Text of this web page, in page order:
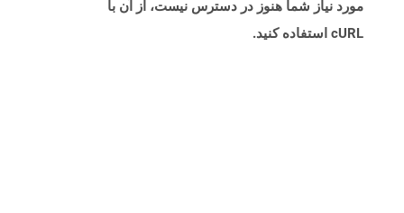
مورد نیاز شما هنوز در دسترس نیست، از آن با
cURL استفاده کنید.